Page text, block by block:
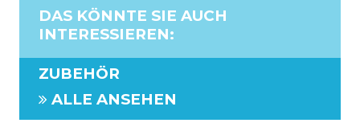
DAS KÖNNTE SIE AUCH
INTERESSIEREN:
ZUBEHÖR
ALLE ANSEHEN